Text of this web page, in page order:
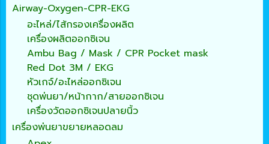
Airway-Oxygen-CPR-EKG
อะไหล่/ไส้กรองเครื่องผลิต
เครื่องผลิตออกซิเจน
Ambu Bag / Mask / CPR Pocket mask
Red Dot 3M / EKG
หัวเกจ์/อะไหล่ออกซิเจน
ชุดพ่นยา/หน้ากาก/สายออกซิเจน
เครื่องวัดออกซิเจนปลายนิ้ว
เครื่องพ่นยาขยายหลอดลม